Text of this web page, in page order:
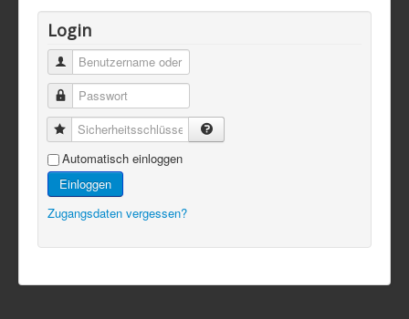
Login
Automatisch einloggen
Einloggen
Zugangsdaten vergessen?